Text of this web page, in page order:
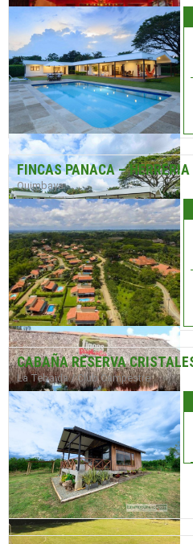
FINCAS PANACA – HERRERIA
Quimbaya
CABAÑA RESERVA
La Tebaida / Club Campestre